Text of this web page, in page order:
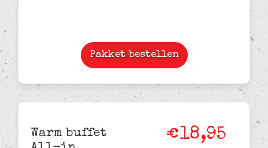
Pakket bestellen
Warm buffet
€18,95